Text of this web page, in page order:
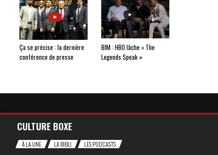
Ça se précise : la dernière
conférence de presse
BIM : HBO lâche « The
Legends Speak »
CULTURE BOXE
À LA UNE LA BIBLI
LES PODCASTS